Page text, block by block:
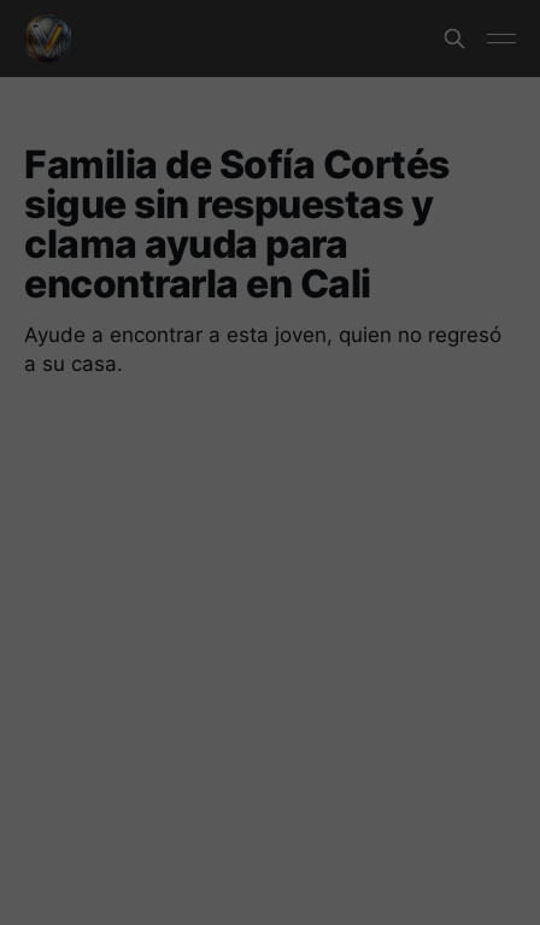
Familia de Sofía Cortés
sigue sin respuestas y
clama ayuda para
encontrarla en Cali
Ayude a encontrar a esta joven, quien no regresó
a su casa.